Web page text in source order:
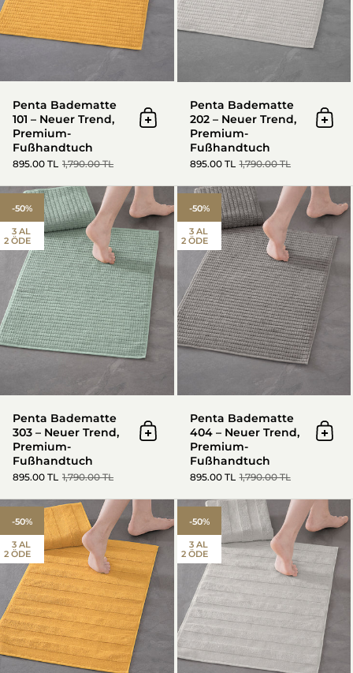
Penta Badematte
101 – Neuer Trend,
Premium-
Fußhandtuch
895.00 TL 1,790.00 TL
In den Warenkorb
Penta Badematte
202 – Neuer Trend,
Premium-
Fußhandtuch
895.00 TL 1,790.00 TL
In
Penta Badematte 303 –
Penta Badematte
303 – Neuer Trend,
Premium-
Fußhandtuch
895.00 TL 1,790.00 TL
In den Warenkorb
-50%
3 AL
2 ÖDE
Penta Badematte
404 – Neuer Trend,
Premium-
Fußhandtuch
895.00 TL 1,790.00 TL
In
-50%
3 AL
2 ÖDE
Mons Badematte 101 – Neuer
-50%
3 AL
2 ÖDE
-50%
3 AL
2 ÖDE